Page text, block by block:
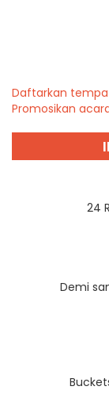
Daftarkan
Promosikan
24
Demi